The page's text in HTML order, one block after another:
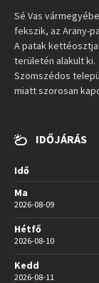
Sé Vas
fekszik, az Arany-
A patak
területén alakult ki.
Szomszédos
miatt szorosan
IDŐJÁRÁS
Idő
Ma
2026-08-09
Hétfő
2026-08-10
Kedd
2026-08-11